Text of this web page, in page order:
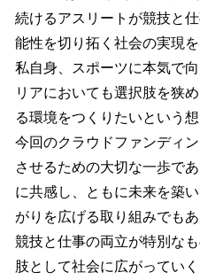
続けるアスリートが競技と
能性を切り拓く社会の実現を
私自身、スポーツに本気で
リアにおいても選択肢を狭
る環境をつくりたいという
今回のクラウドファンディ
させるための大切な一歩で
に共感し、ともに未来を築
がりを広げる取り組みでもあ
競技と仕事の両立が特別な
肢として社会に広がってい